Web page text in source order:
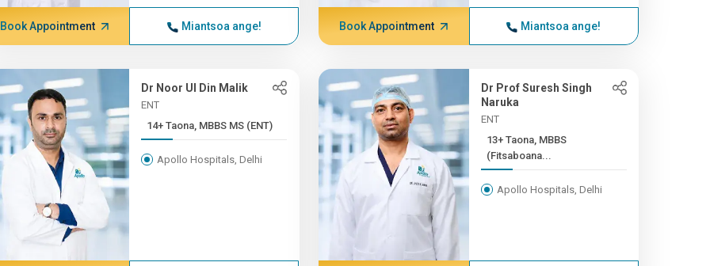
Book Appointment Miantsoa ange! Book Appointment Miantsoa ange!
Dr Noor Ul Din Malik
ENT
14+ Taona, MBBS MS (ENT)
Apollo Hospitals, Delhi
Dr Prof Suresh Singh
Naruka
ENT
13+ Taona, MBBS
(Fitsaboana...
Apollo Hospitals, Delhi